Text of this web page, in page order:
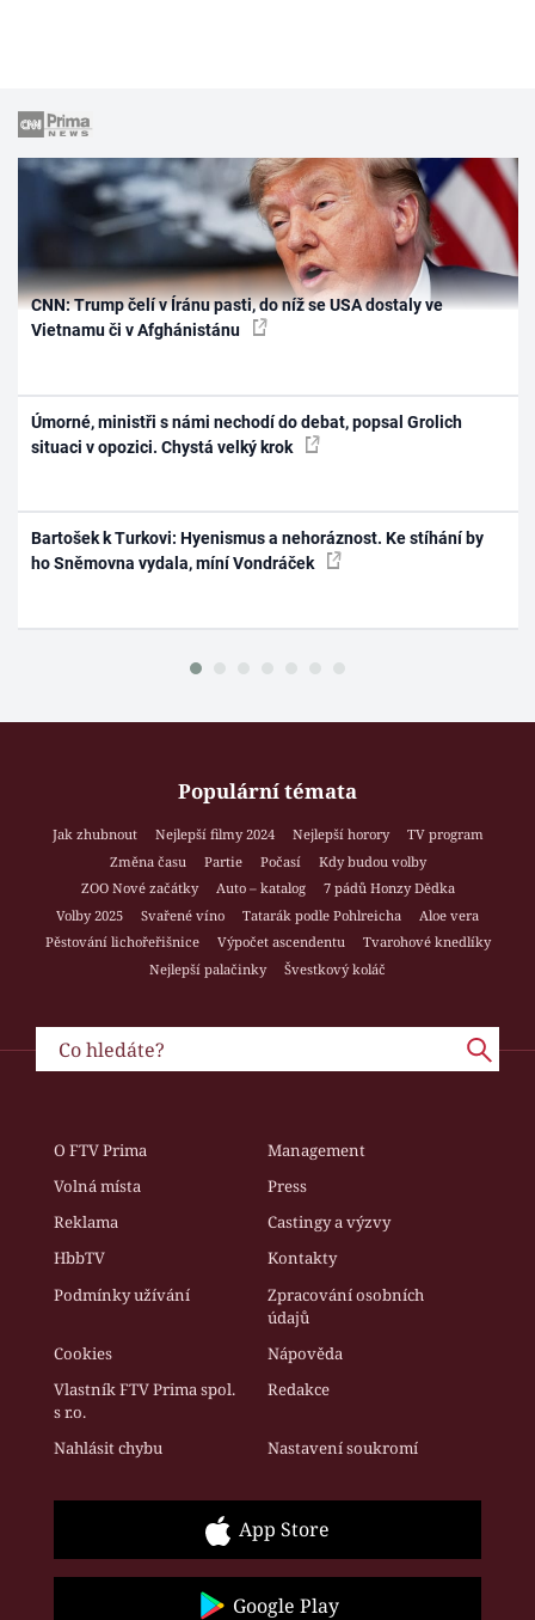
CNN: Trump čelí v Íránu pasti, do níž se USA dostaly ve
Vietnamu či v Afghánistánu
Úmorné, ministři s námi nechodí do debat, popsal Grolich
situaci v opozici. Chystá velký krok
Bartošek k Turkovi: Hyenismus a nehoráznost. Ke stíhání by
ho Sněmovna vydala, míní Vondráček
Populární témata
Jak zhubnout Nejlepší filmy 2024 Nejlepší horory
TV program
Změna času
Partie Počasí
Kdy budou volby
ZOO Nové začátky
Auto – katalog
7 pádů Honzy Dědka
Volby 2025
Svařené víno Tatarák podle Pohlreicha
Aloe vera
Pěstování lichořeřišnice
Výpočet ascendentu
Tvarohové knedlíky
Nejlepší palačinky
Švestkový koláč
O FTV Prima
Management
Volná místa
Press
Reklama
Castingy a výzvy
HbbTV
Kontakty
Podmínky užívání
Zpracování osobních
údajů
Cookies
Nápověda
Vlastník FTV Prima spol.
s r.o.
Redakce
Nahlásit chybu Nastavení soukromí
App Store
Google Play